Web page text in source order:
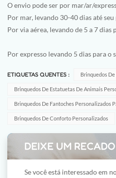
O envio pode ser por mar/ar/
Por mar, levando 30-40 dias até
Por via aérea, levando de 5 a 7 dias
Por expresso levando 5 dias para o
ETIQUETAS QUENTES : Brinquedos
Brinquedos De Estatuetas De Animais
Brinquedos De Fantoches Personalizados
Brinquedos De Conforto Personalizados
DEIXE UM RECADO
Se você está interessado em